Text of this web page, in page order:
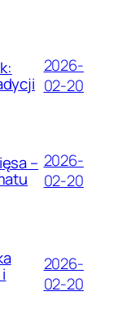
2026-
02-20
– 2026-
02-20
2026-
02-20